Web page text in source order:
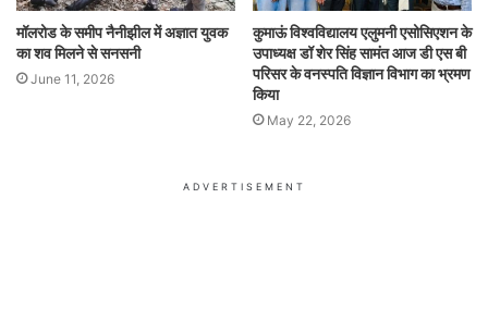
मॉलरोड के समीप नैनीझील में अज्ञात युवक
का शव मिलने से सनसनी
June 11, 2026
कुमाऊं विश्वविद्यालय एलुमनी एसोसिएशन के
उपाध्यक्ष डॉ शेर सिंह सामंत आज डी एस बी
परिसर के वनस्पति विज्ञान विभाग का भ्रमण
किया
May 22, 2026
ADVERTISEMENT